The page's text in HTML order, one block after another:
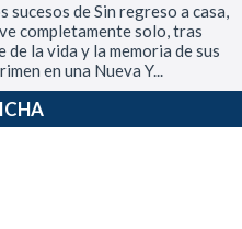
sucesos de Sin regreso a casa,
completamente solo, tras
la vida y la memoria de sus
en una Nueva Y...